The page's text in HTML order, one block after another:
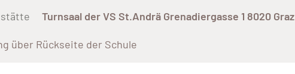
Turnsaal der VS St.Andrä Grenadiergasse 1 8020 Graz
über Rückseite der Schule